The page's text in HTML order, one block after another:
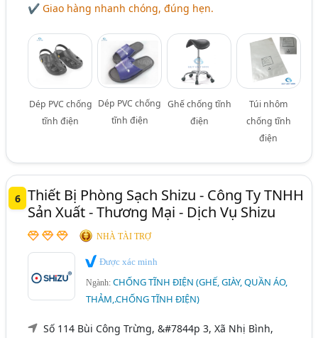
✔ Giao hàng nhanh chóng, đúng hẹn.
Dép PVC chống
tĩnh điện
Dép PVC chống
tĩnh điện
Ghế chống tĩnh
điện
Túi nhôm
chống tĩnh
điện
6 Thiết Bị Phòng Sạch Shizu - Công Ty TNHH
Sản Xuất - Thương Mại - Dịch Vụ Shizu
NHÀ TÀI TRỢ
Được xác minh
Ngành:CHỐNG TĨNH ĐIỆN (GHẾ, GIÀY, QUẦN ÁO,
THẢM,.CHỐNG TĨNH ĐIỆN)
Số 114 Bùi Công Trừng, &#7844p 3, Xã Nhị Bình,